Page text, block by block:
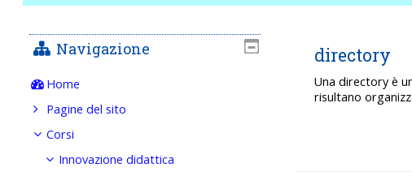
directory
Una directory è
risultano
Navigazione
Home
Pagine del sito
Corsi
Innovazione didattica